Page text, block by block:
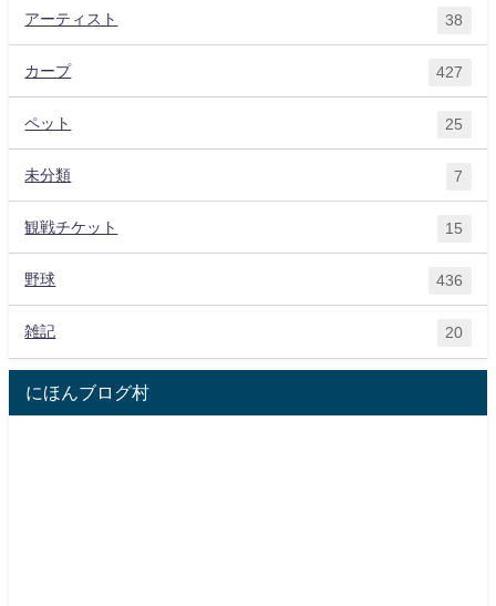
アーティスト 38
カープ 427
ペット 25
未分類 7
観戦チケット 15
野球 436
雑記 20
にほんブログ村